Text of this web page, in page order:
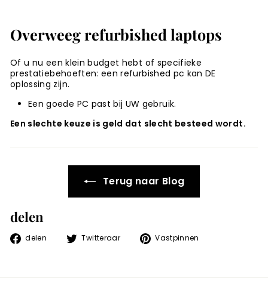
Overweeg refurbished laptops
Of u nu een klein budget hebt of specifieke
prestatiebehoeften: een refurbished pc kan DE
oplossing zijn.
Een goede PC past bij UW gebruik.
Een slechte keuze is geld dat slecht besteed wordt.
Terug naar Blog
delen
delen
Delen Twitteraar
TweetenVastpinnen